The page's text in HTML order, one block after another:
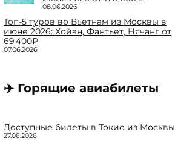
08.06.2026
Топ-5 туров во Вьетнам из Москвы в
июне 2026: Хойан, Фантьет, Нячанг от
69 400₽
07.06.2026
✈️ Горящие авиабилеты
Доступные билеты в Токио из Москвы
27.06.2026